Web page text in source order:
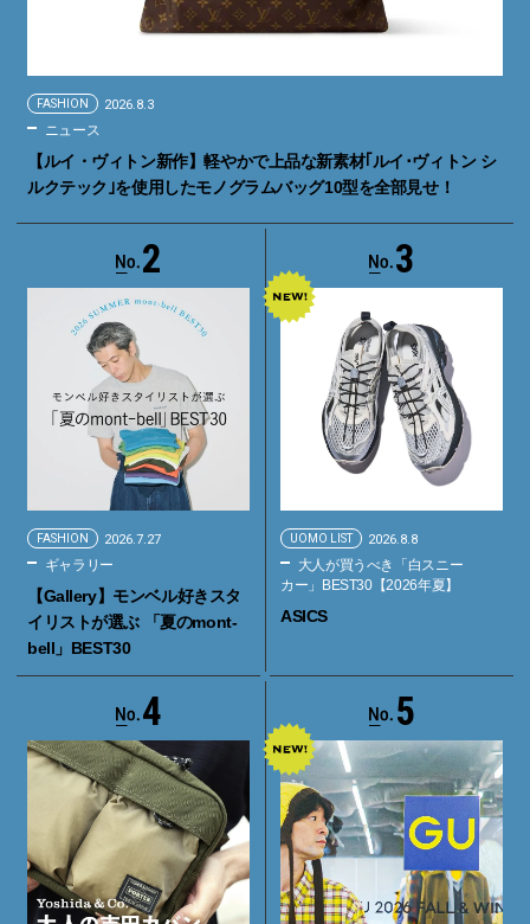
FASHION 2026.8.3
ニュース
【ルイ・ヴィトン新作】軽やかで上品な新素材｢ルイ･ヴィトン シ
ルクテック｣を使用したモノグラムバッグ10型を全部見せ！
2
FASHION 2026.7.27
ギャラリー
【Gallery】モンベル好きスタ
イリストが選ぶ 「夏のmont-
bell」BEST30
3
UOMO LIST 2026.8.8
大人が買うべき「白スニー
カー」BEST30【2026年夏】
ASICS
4 5